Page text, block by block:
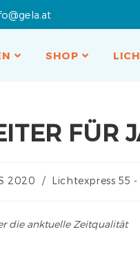
SHOP
FÜR
2020 / Lichtexpress 55 -
die anktuelle Zeitqualität